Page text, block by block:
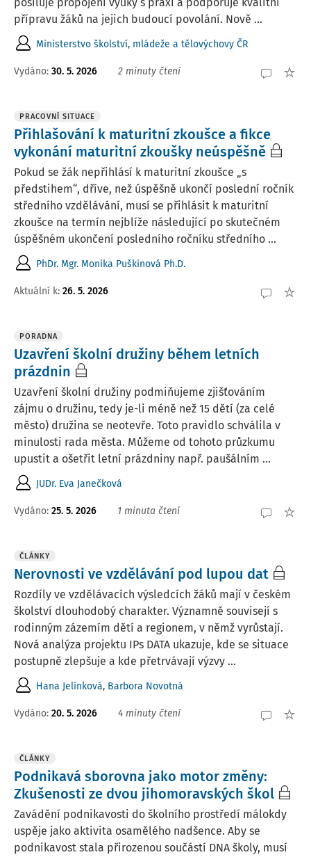
přípravu žáků na jejich budoucí povolání. Nově ...
Ministerstvo školství, mládeže a tělovýchovy ČR
Vydáno: 30. 5. 2026 2 minuty čtení
PRACOVNÍ SITUACE
Přihlašování k maturitní zkoušce a fikce
vykonání maturitní zkoušky neúspěšně
Pokud se žák nepřihlásí k maturitní zkoušce „s
předstihem“, dříve, než úspěšně ukončí poslední ročník
středního vzdělávání, musí se přihlásit k maturitní
zkoušce na termín nejblíže následující po skutečném
úspěšném ukončení posledního ročníku středního ...
PhDr. Mgr. Monika Puškinová Ph.D.
Aktuální k: 26. 5. 2026
PORADNA
Uzavření školní družiny během letních
prázdnin
Uzavření školní družiny podmiňujeme zjišťováním
zájmu o družinu, tedy je-li méně než 15 dětí (za celé
město) družina se neotevře. Toto pravidlo schválila v
minulosti rada města. Můžeme od tohoto průzkumu
upustit a ošetřit letní prázdniny např. paušálním ...
JUDr. Eva Janečková
Vydáno: 25. 5. 2026 1 minuta čtení
ČLÁNKY
Nerovnosti ve vzdělávání pod lupou dat
Rozdíly ve vzdělávacích výsledcích žáků mají v českém
školství dlouhodobý charakter. Významně souvisejí s
rodinným zázemím dětí a regionem, v němž vyrůstají.
Nová analýza projektu IPs DATA ukazuje, kde se situace
postupně zlepšuje a kde přetrvávají výzvy ...
Hana Jelínková, Barbora Novotná
Vydáno: 20. 5. 2026 4 minuty čtení
ČLÁNKY
Podnikavá sborovna jako motor změny:
Zkušenosti ze dvou jihomoravských škol
Zavádění podnikavosti do školního prostředí málokdy
uspěje jako aktivita osamělého nadšence. Aby se
podnikavost stala přirozenou součástí DNA školy, musí